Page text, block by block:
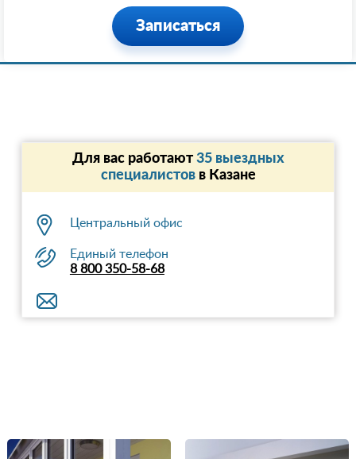
Записаться
Для вас работают35 выездных
специалистовв Казанe
Центральный офис
Единый телефон
8 800 350-58-68